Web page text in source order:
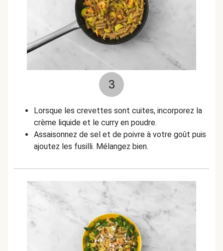
3
Lorsque les crevettes sont cuites, incorporez la
crème liquide et le curry en poudre.
Assaisonnez de sel et de poivre à votre goût puis
ajoutez les fusilli. Mélangez bien.